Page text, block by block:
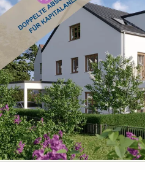
vorheriges Bild